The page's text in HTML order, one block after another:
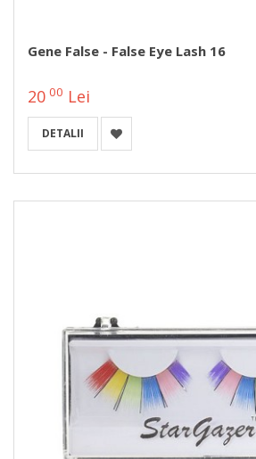
Gene False - False Eye Lash 16
20 00 Lei
DETALII